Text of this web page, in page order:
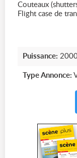
Couteaux
Flight case de
Puissance:
Type Annonce: